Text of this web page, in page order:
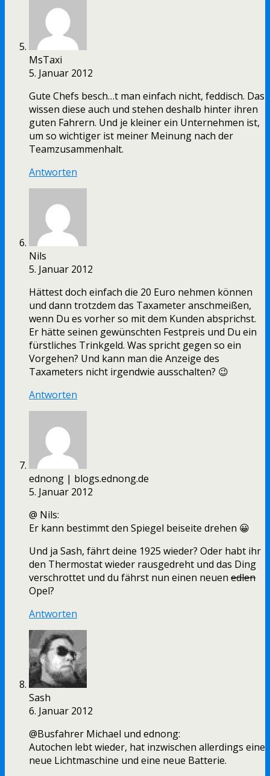
MsTaxi
5. Januar 2012
Gute Chefs besch…t man einfach nicht, feddisch. Das
wissen diese auch und stehen deshalb hinter ihren
guten Fahrern. Und je kleiner ein Unternehmen ist,
um so wichtiger ist meiner Meinung nach der
Teamzusammenhalt.
Antworten
Nils
5. Januar 2012
Hättest doch einfach die 20 Euro nehmen können
und dann trotzdem das Taxameter anschmeißen,
wenn Du es vorher so mit dem Kunden absprichst.
Er hätte seinen gewünschten Festpreis und Du ein
fürstliches Trinkgeld. Was spricht gegen so ein
Vorgehen? Und kann man die Anzeige des
Taxameters nicht irgendwie ausschalten? 😉
Antworten
ednong | blogs.ednong.de
5. Januar 2012
@ Nils:
Er kann bestimmt den Spiegel beiseite drehen 😀
Und ja Sash, fährt deine 1925 wieder? Oder habt ihr
den Thermostat wieder rausgedreht und das Ding
verschrottet und du fährst nun einen neuen edlen
Opel?
Antworten
Sash
6. Januar 2012
@Busfahrer Michael und ednong:
Autochen lebt wieder, hat inzwischen allerdings eine
neue Lichtmaschine und eine neue Batterie.